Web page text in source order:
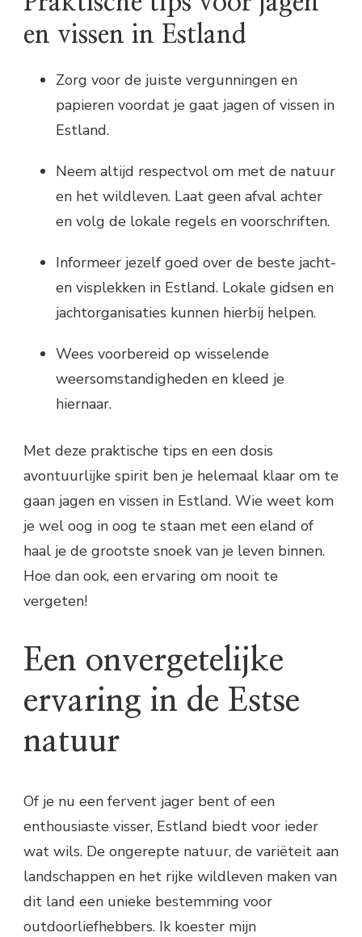
en vissen in Estland
Zorg voor de juiste vergunningen en
papieren voordat je gaat jagen of vissen in
Estland.
Neem altijd respectvol om met de natuur
en het wildleven. Laat geen afval achter
en volg de lokale regels en voorschriften.
Informeer jezelf goed over de beste jacht-
en visplekken in Estland. Lokale gidsen en
jachtorganisaties kunnen hierbij helpen.
Wees voorbereid op wisselende
weersomstandigheden en kleed je
hiernaar.
Met deze praktische tips en een dosis
avontuurlijke spirit ben je helemaal klaar om te
gaan jagen en vissen in Estland. Wie weet kom
je wel oog in oog te staan met een eland of
haal je de grootste snoek van je leven binnen.
Hoe dan ook, een ervaring om nooit te
vergeten!
Een onvergetelijke
ervaring in de Estse
natuur
Of je nu een fervent jager bent of een
enthousiaste visser, Estland biedt voor ieder
wat wils. De ongerepte natuur, de variëteit aan
landschappen en het rijke wildleven maken van
dit land een unieke bestemming voor
outdoorliefhebbers. Ik koester mijn